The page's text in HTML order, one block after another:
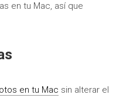
en tu Mac, así que
en tu Mac sin alterar el